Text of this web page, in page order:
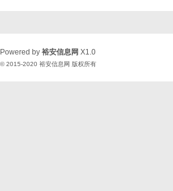
Powered by 裕安信息网 X1.0
© 2015-2020 裕安信息网 版权所有